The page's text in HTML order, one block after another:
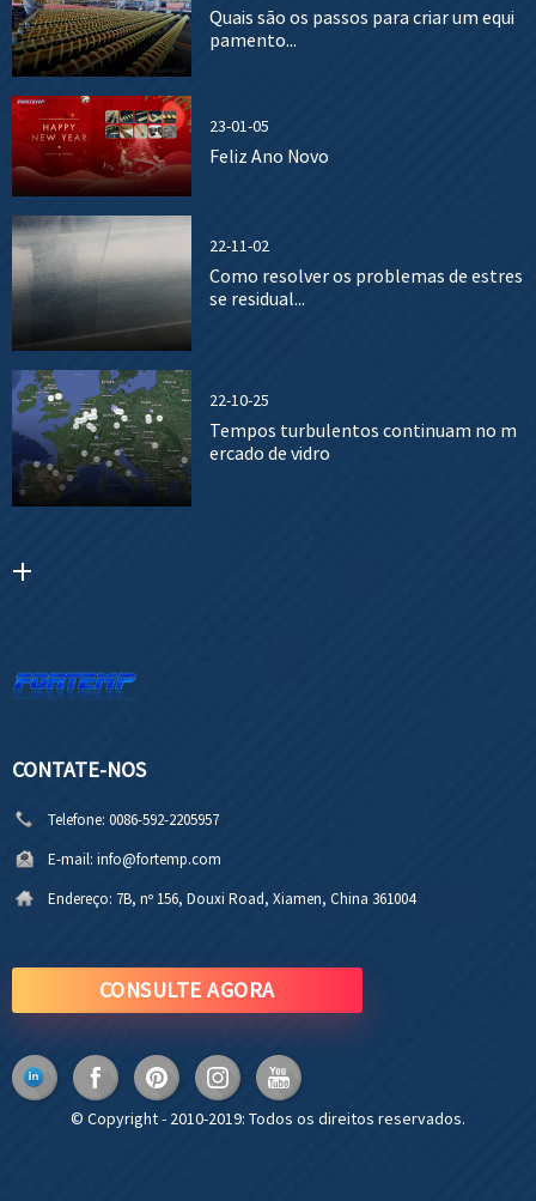
Quais são os passos para criar um equi
pamento...
23-01-05
Feliz Ano Novo
22-11-02
Como resolver os problemas de estres
se residual...
22-10-25
Tempos turbulentos continuam no m
ercado de vidro
CONTATE-NOS
Telefone: 0086-592-2205957
E-mail: info@fortemp.com
Endereço: 7B, nº 156, Douxi Road, Xiamen, China 361004
CONSULTE AGORA
© Copyright - 2010-2019: Todos os direitos reservados.